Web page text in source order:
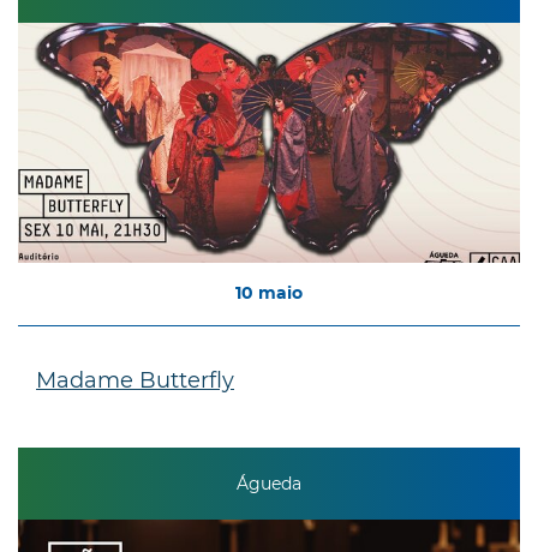
10 maio
Madame Butterfly
Águeda